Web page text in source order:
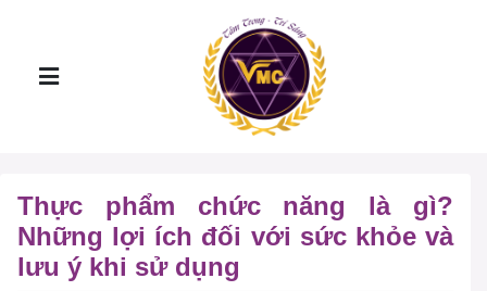
Thực phẩm chức năng là gì?
Những lợi ích đối với sức khỏe và
lưu ý khi sử dụng